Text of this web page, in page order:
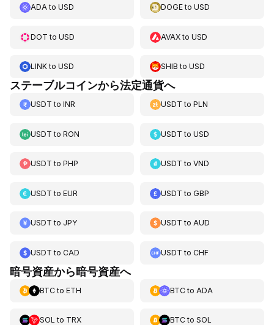
ADAto USD DOGEtoUSD
DOT to USD AVAXtoUSD
LINKto USD SHIB toUSD
ステーブルコインから法定通貨へ
USDT to INR USDT toPLN
USDT to RON USDT toUSD
USDT to PHP USDT toVND
USDT to EUR USDT toGBP
USDT to JPY USDT toAUD
USDT to CAD USDT toCHF
暗号資産から暗号資産へ
BTCto ETH BTCto ADA
SOL to TRX BTCto SOL